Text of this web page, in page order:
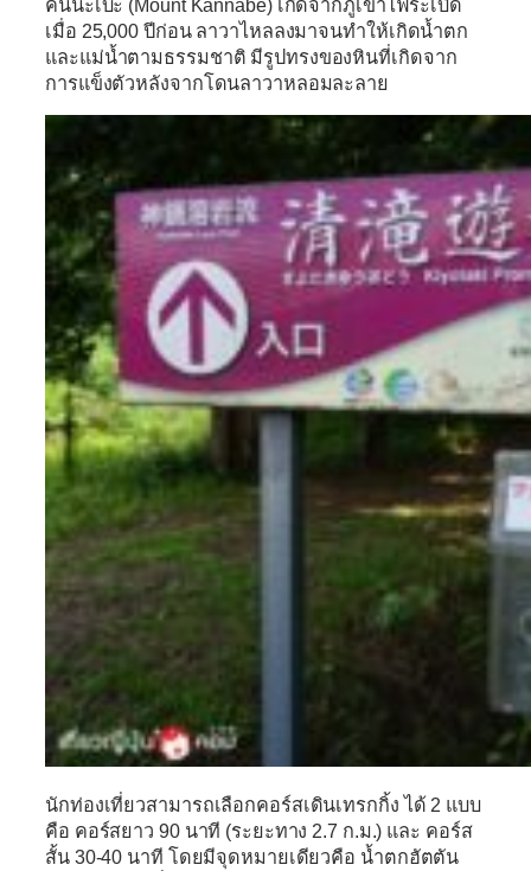
คันนะเบะ ( Mount Kannabe) เกิดจากภูเขาไฟระเบิด
เมื่อ 25,000 ปีก่อน ลาวาไหลลงมาจนทำให้เกิดน้ำตก
และแม่น้ำตามธรรมชาติ มีรูปทรงของหินที่เกิดจาก
การแข็งตัวหลังจากโดนลาวาหลอมละลาย
นักท่องเที่ยวสามารถเลือกคอร์สเดินเทรกกิ้ง ได้ 2 แบบ
คือ คอร์สยาว 90 นาที (ระยะทาง 2.7 ก.ม.) และ คอร์ส
สั้น 30-40 นาที โดยมีจุดหมายเดียวคือ น้ำตกฮัตตัน